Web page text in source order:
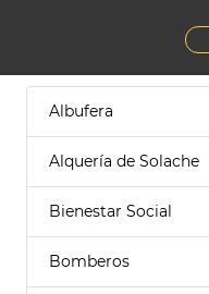
Albufera
Alquería de Solache
Bienestar Social
Bomberos